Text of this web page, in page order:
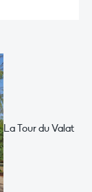
La Tour du Valat